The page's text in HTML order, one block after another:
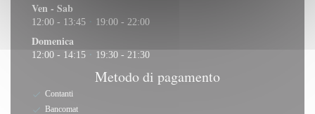
Ven - Sab
12:00 - 13:45 19:00 - 22:00
Domenica
12:00 - 14:15 • 19:30 - 21:30
Metodo di pagamento
Contanti
Bancomat